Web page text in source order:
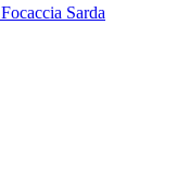
Sarda